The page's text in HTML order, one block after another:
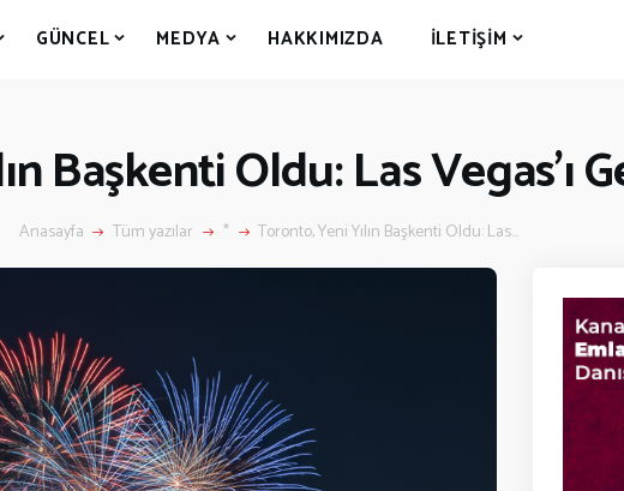
GÜNCEL MEDYA HAKKIMIZDA İLETIŞIM
Başkenti Oldu: Las Vegas’ı
Anasayfa Tüm yazılar * Toronto, Yeni Yılın Başkenti Oldu: Las...
Kanada’da Eğitim
Eğitim Formu